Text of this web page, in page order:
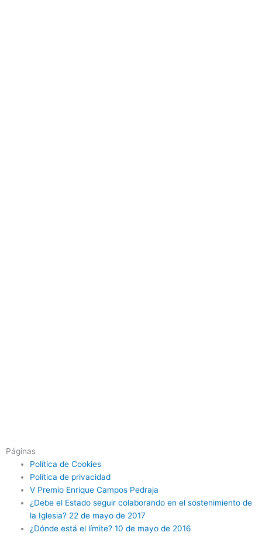
Páginas
Política de Cookies
Política de privacidad
V Premio Enrique Campos Pedraja
¿Debe el Estado seguir colaborando en el sostenimiento de
la Iglesia? 22 de mayo de 2017
¿Dónde está el límite? 10 de mayo de 2016